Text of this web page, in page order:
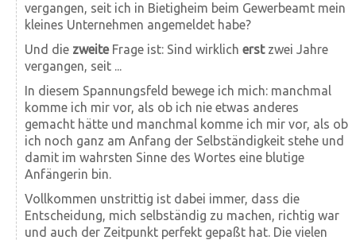
vergangen, seit ich in Bietigheim beim Gewerbeamt mein
kleines Unternehmen angemeldet habe?
Und die zweiteFrage ist: Sind wirklich erstzwei Jahre
vergangen, seit ...
In diesem Spannungsfeld bewege ich mich: manchmal
komme ich mir vor, als ob ich nie etwas anderes
gemacht hätte und manchmal komme ich mir vor, als ob
ich noch ganz am Anfang der Selbständigkeit stehe und
damit im wahrsten Sinne des Wortes eine blutige
Anfängerin bin.
Vollkommen unstrittig ist dabei immer, dass die
Entscheidung, mich selbständig zu machen, richtig war
und auch der Zeitpunkt perfekt gepaßt hat. Die vielen